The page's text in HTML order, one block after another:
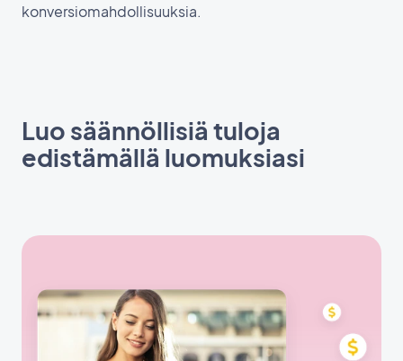
konversiomahdollisuuksia.
Luo säännöllisiä tuloja
edistämällä luomuksiasi